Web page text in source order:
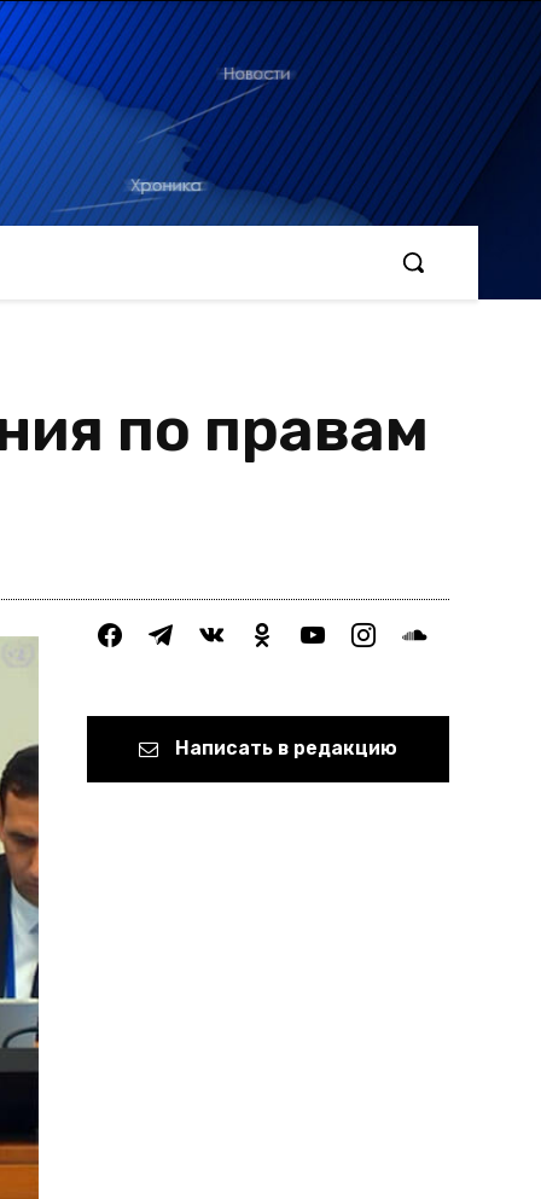
по правам
facebooktelegramvkontakteodnoklassniki
youtubeinstagramsoundcloud
Написать в редакцию